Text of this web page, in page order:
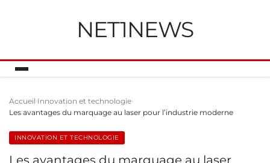
NET1NEWS
Accueil Innovation et technologie
Les avantages du marquage au laser pour l’industrie moderne
INNOVATION ET TECHNOLOGIE
Les avantages du marquage au laser